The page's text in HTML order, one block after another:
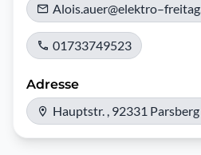
01733749523
Adresse
Hauptstr. , 92331